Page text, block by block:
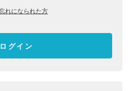
れになられた方